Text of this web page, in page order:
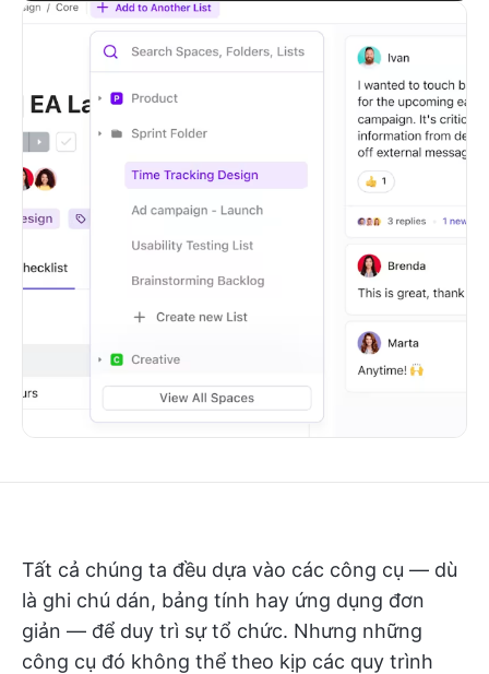
Tất cả chúng ta đều dựa vào các công cụ — dù
là ghi chú dán, bảng tính hay ứng dụng đơn
giản — để duy trì sự tổ chức. Nhưng những
công cụ đó không thể theo kịp các quy trình